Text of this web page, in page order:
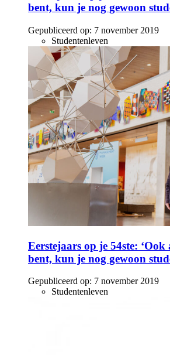
bent, kun je nog gewoon
Gepubliceerd op: 7 november 2019
Studentenleven
Eerstejaars op je 54ste:
bent, kun je nog gewoon
Gepubliceerd op: 7 november 2019
Studentenleven